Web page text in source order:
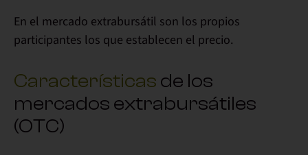
En el mercado extrabursátil son los propios
participantes los que establecen el precio.
Características de los
mercados extrabursátiles
(OTC)